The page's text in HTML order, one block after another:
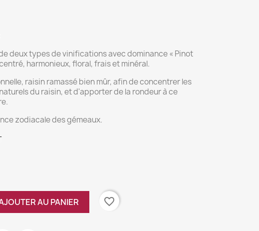
deux types de vinifications avec dominance « Pinot
harmonieux, floral, frais et minéral.
raisin ramassé bien mûr, afin de concentrer les
du raisin, et d'apporter de la rondeur à ce
zodiacale des gémeaux.
AU PANIER favorite_border